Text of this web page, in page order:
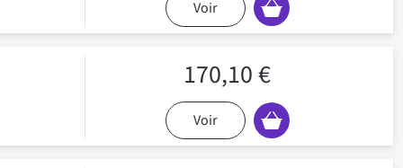
Voir
170,10 €
Voir